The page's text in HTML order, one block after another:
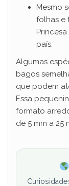
Mesmo
folhas e
país.
Algumas
bagos
que podem
Essa
formato
de 5 mm a 25